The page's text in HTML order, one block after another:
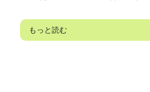
もっと読む